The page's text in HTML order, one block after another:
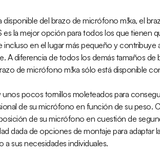
del brazo de micrófono m!ka, el
la mejor opción para todos los que tienen
incluso en el lugar más pequeño y contribuye
A diferencia de todos los demás tamaños de
de micrófono m!ka sólo está disponible
pocos tornillos moleteados para
de su micrófono en función de su peso.
de su micrófono en cuestión de
dada de opciones de montaje para adaptar la
sus necesidades individuales.